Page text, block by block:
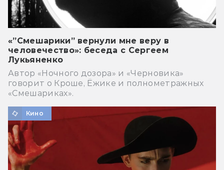
«”Смешарики” вернули мне веру в
человечество»: беседа с Сергеем
Лукьяненко
Автор «Ночного дозора» и «Черновика»
говорит о Кроше, Ёжике и полнометражных
«Смешариках».
Кино